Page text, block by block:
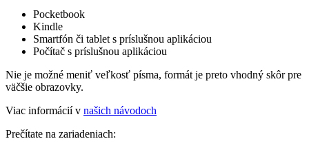
Pocketbook
Kindle
Smartfón či tablet s príslušnou aplikáciou
Počítač s príslušnou aplikáciou
Nie je možné meniť veľkosť písma, formát je preto vhodný skôr pre
väčšie obrazovky.
Viac informácií v našich návodoch
Prečítate na zariadeniach: